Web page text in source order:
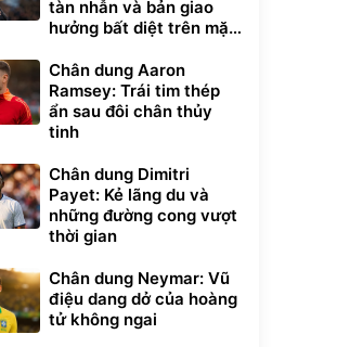
Cấp
tàn nhẫn và bản giao
hưởng bất diệt trên mặt
Chân dung Aaron
Ramsey: Trái tim thép
ẩn sau đôi chân thủy
tinh
Chân dung Dimitri
Payet: Kẻ lãng du và
những đường cong vượt
thời gian
Chân dung Neymar: Vũ
điệu dang dở của hoàng
tử không ngai